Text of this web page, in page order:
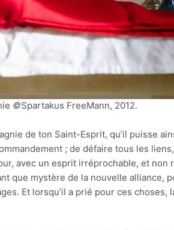
©Spartakus FreeMann, 2012.
de ton Saint-Esprit, qu’il puisse
; de défaire tous les
avec un esprit irréprochable, et non
que mystère de la nouvelle alliance,
Et lorsqu’il a prié pour ces choses,